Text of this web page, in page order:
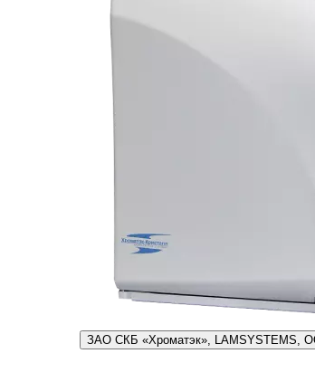
ЗАО СКБ «Хроматэк», LAMSYSTEMS,